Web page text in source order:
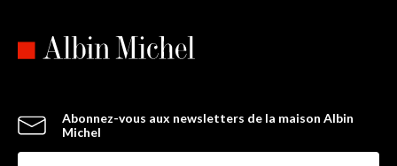
Abonnez-vous aux newsletters de la maison Albin
Michel